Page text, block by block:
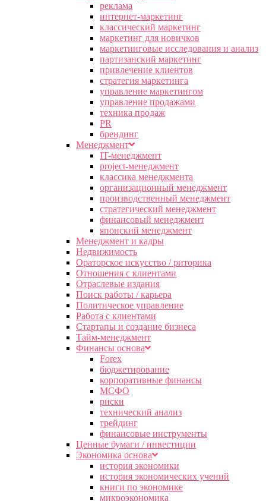
реклама
интернет-маркетинг
классический маркетинг
маркетинг для новичков
маркетинговые исследования и анализ
партизанский маркетинг
привлечение клиентов
стратегия маркетинга
управление маркетингом
управление продажами
техника продаж
PR
брендинг
Менеджмент
IT-менеджмент
project-менеджмент
классика менеджмента
организационный менеджмент
производственный менеджмент
стратегический менеджмент
финансовый менеджмент
японский менеджмент
Менеджмент и кадры
Недвижимость
Ораторское искусство / риторика
Отношения с клиентами
Отраслевые издания
Поиск работы / карьера
Политическое управление
Работа с клиентами
Стартапы и создание бизнеса
Тайм-менеджмент
Финансы основа
Forex
бюджетирование
корпоративные финансы
МСФО
риски
технический анализ
трейдинг
финансовые инструменты
Ценные бумаги / инвестиции
Экономика основа
история экономики
история экономических учений
книги по экономике
микроэкономика